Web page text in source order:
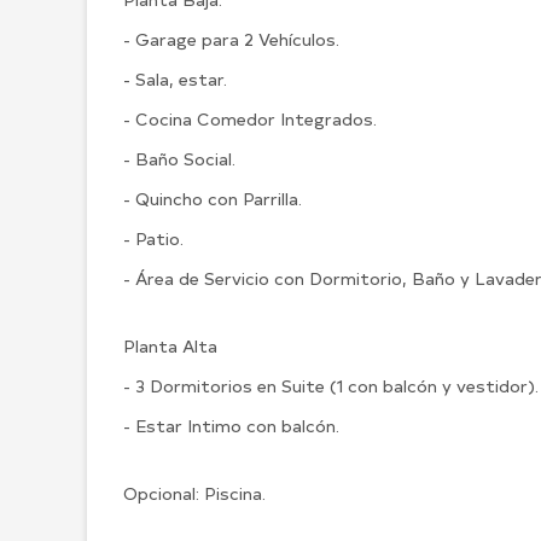
- Garage para 2 Vehículos.
- Sala, estar.
- Cocina Comedor Integrados.
- Baño Social.
- Quincho con Parrilla.
- Patio.
- Área de Servicio con Dormitorio, Baño y
Planta Alta
- 3 Dormitorios en Suite (1 con balcón y vestidor).
- Estar Intimo con balcón.
Opcional: Piscina.